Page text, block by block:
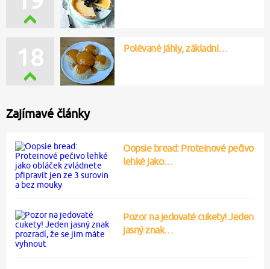
18 Polévané jáhly, základní…
Zajímavé články
Oopsie bread: Proteinové pečivo
lehké jako…
Pozor na jedovaté cukety! Jeden
jasný znak…